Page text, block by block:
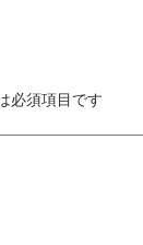
必須項目です